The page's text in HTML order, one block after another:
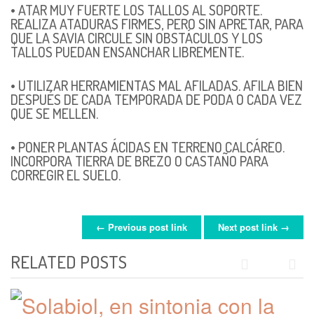
• ATAR MUY FUERTE LOS TALLOS AL SOPORTE.
REALIZA ATADURAS FIRMES, PERO SIN APRETAR, PARA
QUE LA SAVIA CIRCULE SIN OBSTÁCULOS Y LOS
TALLOS PUEDAN ENSANCHAR LIBREMENTE.
• UTILIZAR HERRAMIENTAS MAL AFILADAS. AFILA BIEN
DESPUÉS DE CADA TEMPORADA DE PODA O CADA VEZ
QUE SE MELLEN.
• PONER PLANTAS ÁCIDAS EN TERRENO CALCÁREO.
INCORPORA TIERRA DE BREZO O CASTAÑO PARA
CORREGIR EL SUELO.
POST NAVIGATION← Previous post link Next post link →
RELATED POSTS
PROTECCIÓN DEL SUELO: DESBROCE Y TRITURADO DE
RESIDUOS